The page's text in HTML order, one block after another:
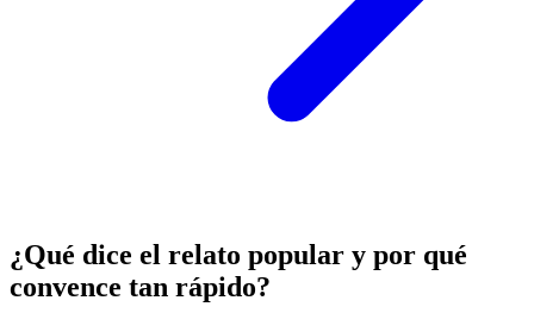
¿Qué dice el relato popular y por qué
convence tan rápido?